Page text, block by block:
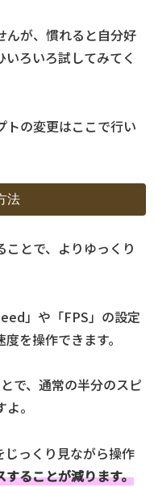
んが、慣れると自分好
ろいろ試してみてく
トの変更はここで行い
法
とで、よりゆっくり
」や「FPS」の設定
を操作できます。
で、通常の半分のスピ
。
じっくり見ながら操作
ることが減ります。